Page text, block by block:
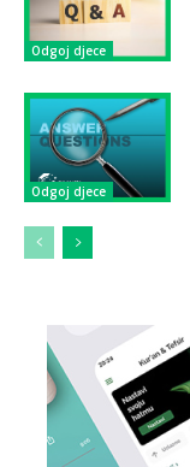
Odgoj djece
Odgoj djece